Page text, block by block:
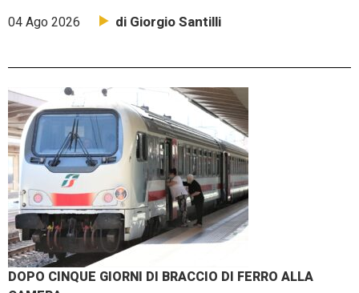
04 Ago 2026 di Giorgio Santilli
DOPO CINQUE GIORNI DI BRACCIO DI FERRO ALLA